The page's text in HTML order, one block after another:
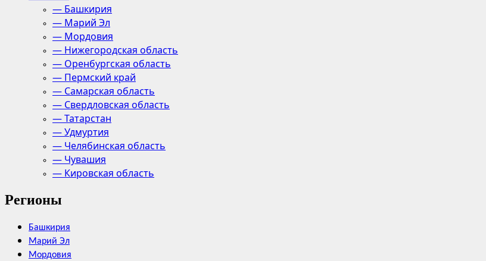
— Башкирия
— Марий Эл
— Мордовия
— Нижегородская область
— Оренбургская область
— Пермский край
— Самарская область
— Свердловская область
— Татарстан
— Удмуртия
— Челябинская область
— Чувашия
— Кировская область
Регионы
Башкирия
Марий Эл
Мордовия